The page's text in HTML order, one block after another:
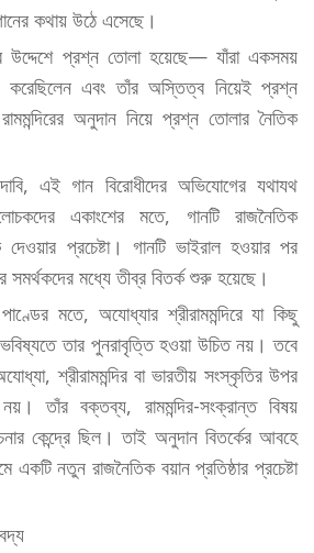
কথায় উঠে এসেছে।
উদ্দেশে প্রশ্ন তোলা হয়েছে— যাঁরা একসময়
করেছিলেন এবং তাঁর অস্তিত্ব নিয়েই প্রশ্ন
অনুদান নিয়ে প্রশ্ন তোলার নৈতিক
এই গান বিরোধীদের অভিযোগের যথাযথ
একাংশের মতে, গানটি রাজনৈতিক
প্রচেষ্টা। গানটি ভাইরাল হওয়ার পর
সমর্থকদের মধ্যে তীব্র বিতর্ক শুরু হয়েছে।
পাণ্ডের মতে, অযোধ্যার শ্রীরামমন্দিরে যা কিছু
তার পুনরাবৃত্তি হওয়া উচিত নয়। তবে
শ্রীরামমন্দির বা ভারতীয় সংস্কৃতির উপর
তাঁর বক্তব্য, রামমন্দির-সংক্রান্ত বিষয়
কেন্দ্রে ছিল। তাই অনুদান বিতর্কের আবহে
একটি নতুন রাজনৈতিক বয়ান প্রতিষ্ঠার প্রচেষ্টা